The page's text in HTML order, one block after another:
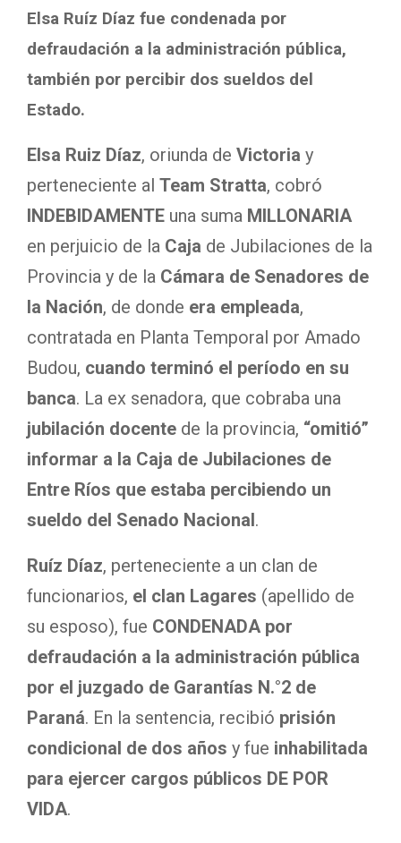
Elsa Ruíz Díaz fue condenada por
defraudación a la administración pública,
también por percibir dos sueldos del
Estado.
Elsa Ruiz Díaz, oriunda de Victoria y
perteneciente al Team Stratta, cobró
INDEBIDAMENTE una suma MILLONARIA
en perjuicio de la Caja de Jubilaciones de la
Provincia y de la Cámara de Senadores de
la Nación, de donde era empleada,
contratada en Planta Temporal por Amado
Budou, cuando terminó el período en su
banca. La ex senadora, que cobraba una
jubilación docente de la provincia, “omitió”
informar a la Caja de Jubilaciones de
Entre Ríos que estaba percibiendo un
sueldo del Senado Nacional.
Ruíz Díaz, perteneciente a un clan de
funcionarios, el clan Lagares (apellido de
su esposo), fue CONDENADA por
defraudación a la administración pública
por el juzgado de Garantías N.°2 de
Paraná. En la sentencia, recibió prisión
condicional de dos años y fue inhabilitada
para ejercer cargos públicos DE POR
VIDA.